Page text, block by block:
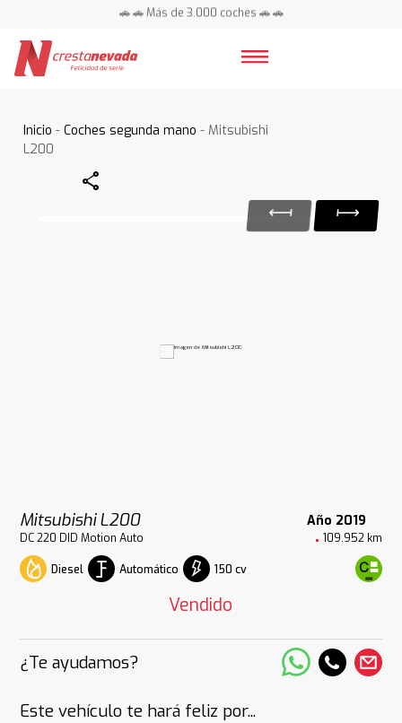
🚗 🚗 Más de 3.000 coches 🚗 🚗
Inicio -Coches segunda mano - Mitsubishi
L200
Share
Mitsubishi L200 Año 2019
DC 220 DID Motion Auto 109.952 km
Diesel Automático 150 cv
Vendido
¿Te ayudamos?
Este vehículo te hará feliz por...